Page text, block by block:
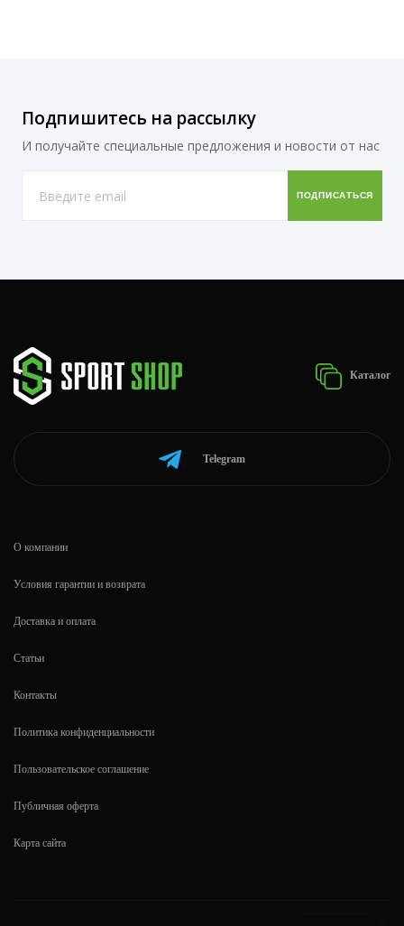
Подпишитесь на рассылку
И получайте специальные предложения и новости от нас
Каталог
Telegram
О компании
Условия гарантии и возврата
Доставка и оплата
Статьи
Контакты
Политика конфиденциальности
Пользовательское соглашение
Публичная оферта
Карта сайта